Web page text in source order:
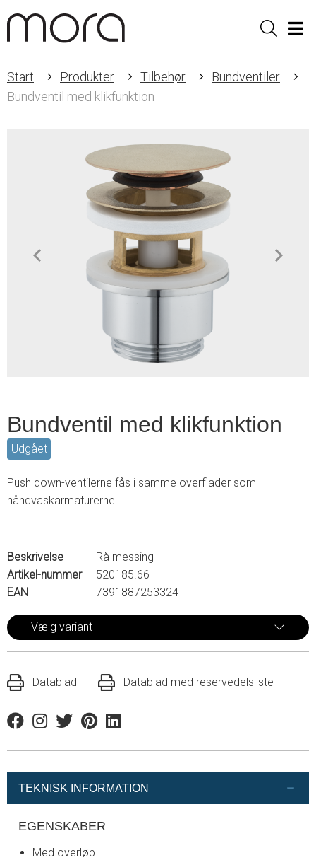
Sök
Start Produkter Tilbehør
Bundventiler
Bundventil med klikfunktion
Bundventil med klikfunktion
Udgået
Push down-ventilerne fås i samme overflader som
håndvaskarmaturerne.
Beskrivelse
Rå messing
Artikel-nummer
520185.66
EAN
7391887253324
Vælg variant
Datablad Datablad med reservedelsliste
FacebookInstagram
TwitterPinterestLinkedin
TEKNISK INFORMATION
EGENSKABER
Med overløb.